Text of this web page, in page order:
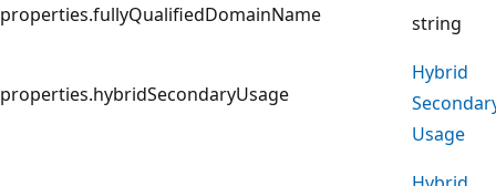
properties.fullyQualifiedDomainName
string
properties.hybridSecondaryUsage
Hybrid
Usage